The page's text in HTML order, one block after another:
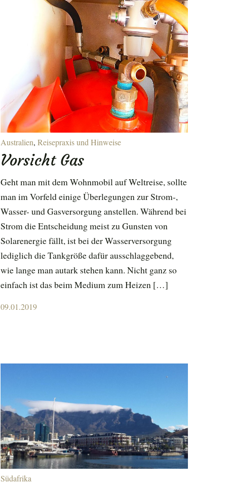
Australien, Reisepraxis und Hinweise
Vorsicht Gas
Geht man mit dem Wohnmobil auf Weltreise, sollte
man im Vorfeld einige Überlegungen zur Strom-,
Wasser- und Gasversorgung anstellen. Während bei
Strom die Entscheidung meist zu Gunsten von
Solarenergie fällt, ist bei der Wasserversorgung
lediglich die Tankgröße dafür ausschlaggebend,
wie lange man autark stehen kann. Nicht ganz so
einfach ist das beim Medium zum Heizen […]
Posted
09.01.2019
Südafrika